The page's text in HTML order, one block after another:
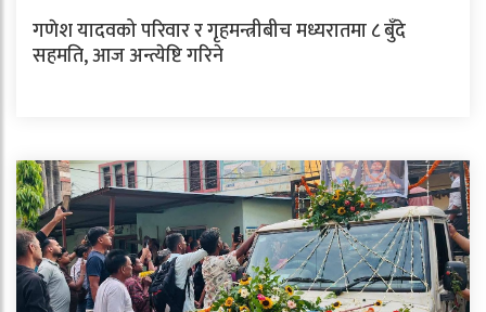
गणेश यादवको परिवार र गृहमन्त्रीबीच मध्यरातमा ८ बुँदे
सहमति, आज अन्त्येष्टि गरिने